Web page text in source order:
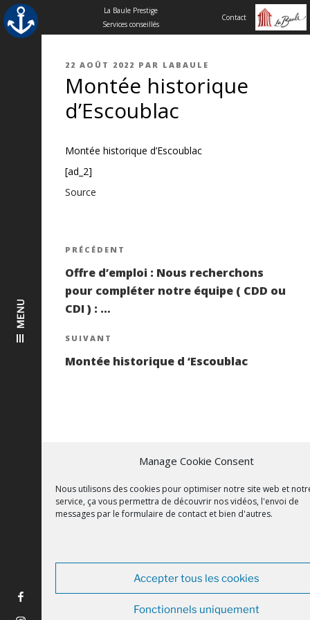
Manage Cookie Consent
Nous utilisons des cookies pour optimiser notre site web et
service, ça vous permettra de découvrir nos vidéos, l'envoi de
messages par le formulaire de contact et bien d'autres.
Accepter tous les cookies
Fonctionnels uniquement
principal
MENU
PUBLIÉ
LE
22 AOÛT 2022 PAR LABAULE
Montée historique
d’Escoublac
Montée historique d’Escoublac
[ad_2]
Source
Navigation
de
l’article
Article
précédent
PRÉCÉDENT
Offre d’emploi : Nous recherchons
pour compléter notre équipe ( CDD ou
CDI ) : …
Article
suivant
SUIVANT
Montée historique d ‘Escoublac
FOOTER
La Baule Prestige
Services conseillés
Contact